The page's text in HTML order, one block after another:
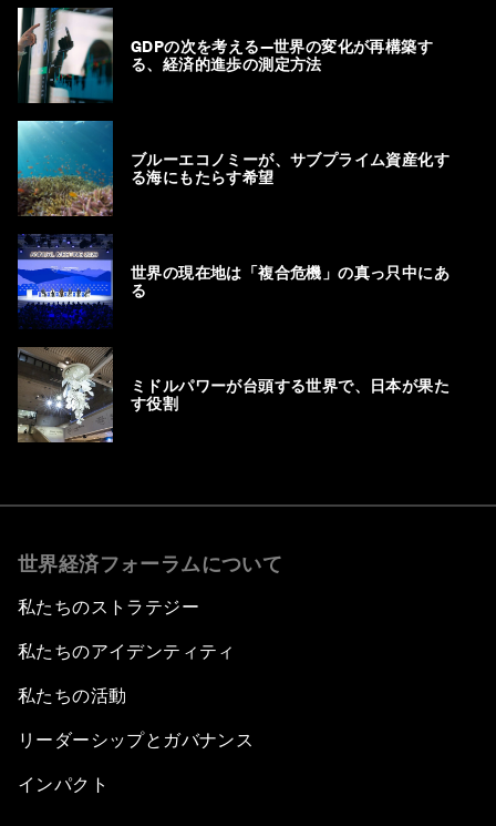
GDPの次を考える―世界の変化が再構築す
る、経済的進歩の測定方法
ブルーエコノミーが、サブプライム資産化す
る海にもたらす希望
世界の現在地は「複合危機」の真っ只中にあ
る
ミドルパワーが台頭する世界で、日本が果た
す役割
世界経済フォーラムについて
私たちのストラテジー
私たちのアイデンティティ
私たちの活動
リーダーシップとガバナンス
インパクト